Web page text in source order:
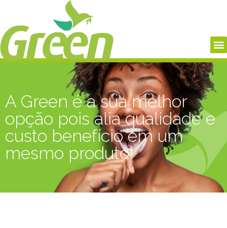
A Green é a sua melhor
opção pois alia qualidade e
custo benefício em um
mesmo produto!